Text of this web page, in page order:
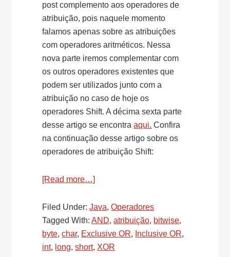
post complemento aos operadores de
atribuição, pois naquele momento
falamos apenas sobre as atribuições
com operadores aritméticos. Nessa
nova parte iremos complementar com
os outros operadores existentes que
podem ser utilizados junto com a
atribuição no caso de hoje os
operadores Shift. A décima sexta parte
desse artigo se encontraaqui. Confira
na continuação desse artigo sobre os
operadores de atribuição Shift:
[Read more…]
no
Java
–
Atribuição
Filed Under:Java,Operadores
Tagged With:AND,atribuição, bitwise,
byte,char, Exclusive OR, Inclusive OR,
int, long,short, XOR